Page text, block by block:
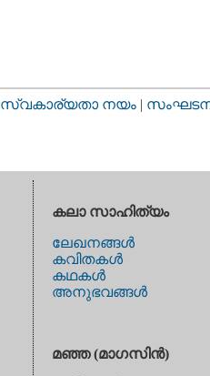
സ്വകാര്യതാ നയം |
കലാ സാഹിത്യം
ലേഖനങ്ങള്‍
കവിതകള്‍
കഥകള്‍
അനുഭവങ്ങള്‍
മഞ്ഞ (മാഗസിന്‍)